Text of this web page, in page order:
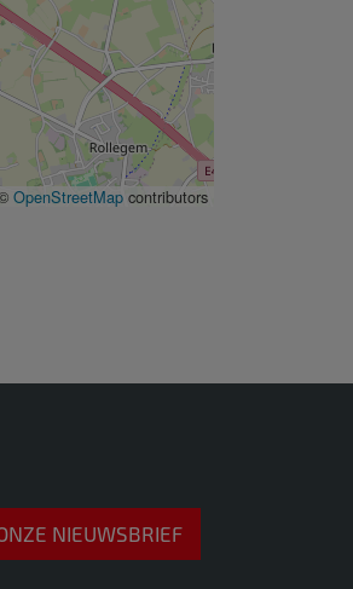
©OpenStreetMap contributors
NIEUWSBRIEF